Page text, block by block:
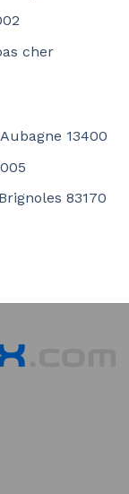
cher
13400
83170